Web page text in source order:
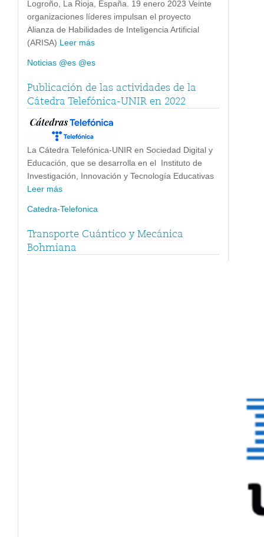
Logroño, La Rioja, España. 19 enero 2023 Veinte
organizaciones líderes impulsan el proyecto
Alianza de Habilidades de Inteligencia Artificial
(ARISA) Leer más
Noticias @es @es
Publicación de las actividades de la
Cátedra Telefónica-UNIR en 2022
La Cátedra Telefónica-UNIR en Sociedad Digital y
Educación, que se desarrolla en el Instituto de
Investigación, Innovación y Tecnología Educativas
Leer más
Catedra-Telefonica
Transporte Cuántico y Mecánica
Bohmiana